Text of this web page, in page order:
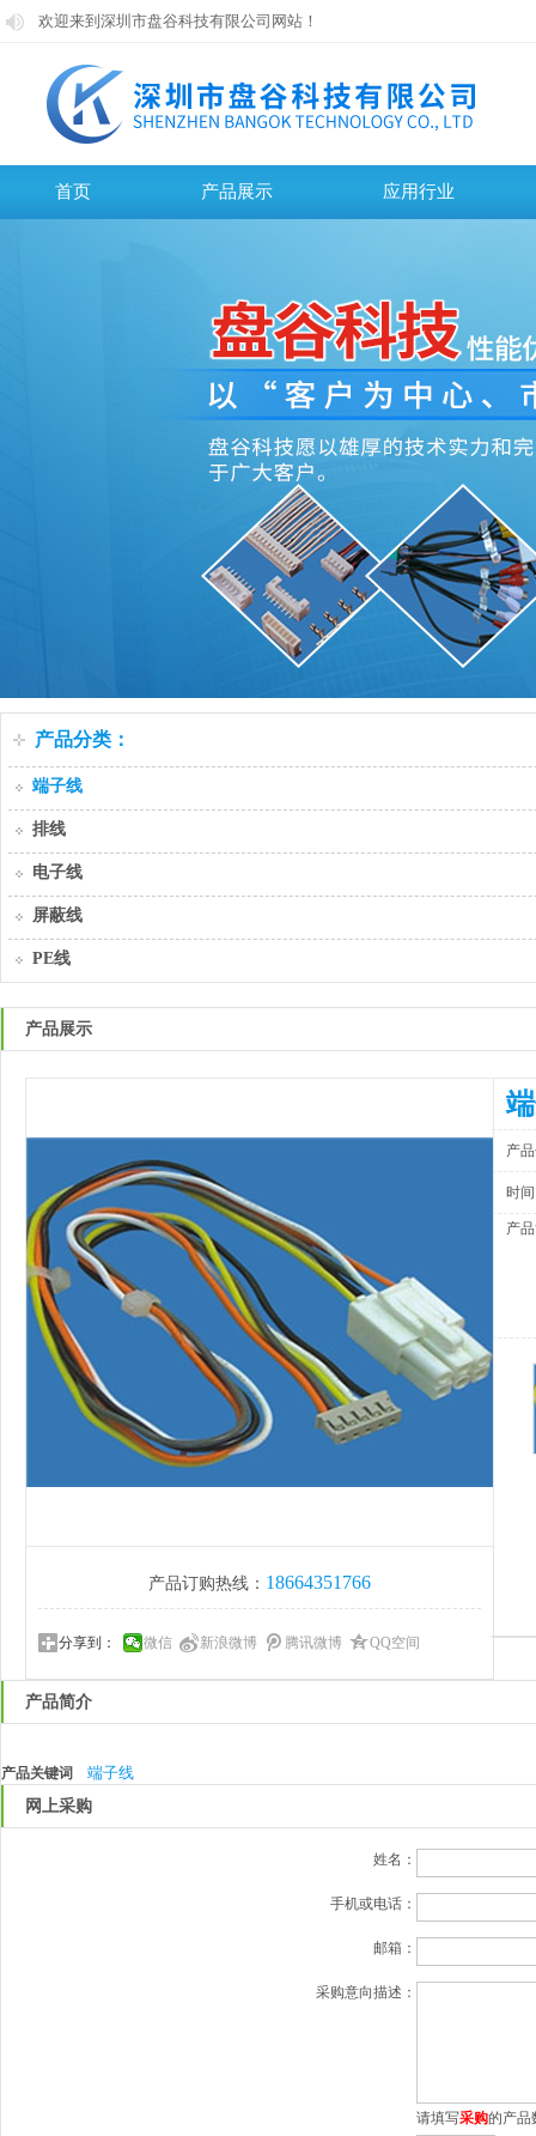
欢迎来到深圳市盘谷科技有限公司网站！
欢迎来到深圳市盘谷科技有限公司网站！
首页 产品展示 应用行业
产品分类：
端子线
排线
电子线
屏蔽线
PE线
产品展示
产品订购热线： 18664351766
分享到： 微信 新浪微博 腾讯微博 QQ空间
产
时间
产
产品简介
产品关键词 端子线
网上采购
姓名：
手机或电话：
邮箱：
采购意向描述：
请填写采购的产品